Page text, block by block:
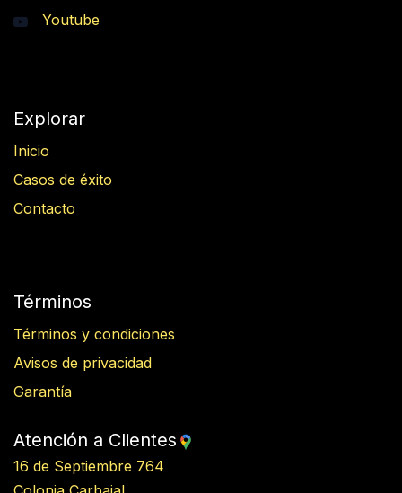
Youtube
Explorar
Inicio
Casos de éxito
Contacto
Términos
Términos y condiciones
Avisos de privacidad
Garantía
Atención a Clientes
16 de Septiembre 764